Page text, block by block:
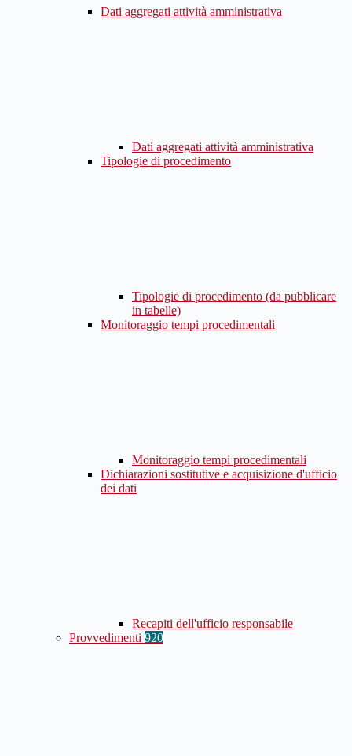
Dati aggregati attività amministrativa
Dati aggregati attività amministrativa
Tipologie di procedimento
Tipologie di procedimento (da pubblicare
in tabelle)
Monitoraggio tempi procedimentali
Monitoraggio tempi procedimentali
Dichiarazioni sostitutive e acquisizione d'ufficio
dei dati
Recapiti dell'ufficio responsabile
Provvedimenti 920